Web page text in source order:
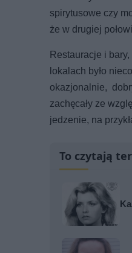
spirytusowe czy
że w drugiej
Restauracje i
lokalach było
okazjonalnie,
zachęcały ze
jedzenie, na
To czytają